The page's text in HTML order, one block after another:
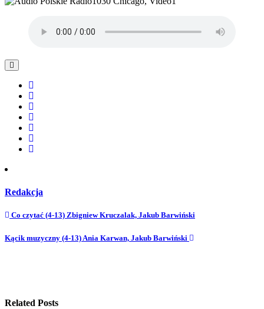
Redakcja
Co czytać (4-13) Zbigniew Kruczalak, Jakub Barwiński
Kącik muzyczny (4-13) Ania Karwan, Jakub Barwiński
Related Posts